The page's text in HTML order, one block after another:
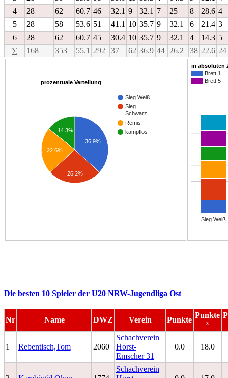
4
28 62 60.7 46 32.1 9 32.1 7 25 8 28.6 4
5
28 58 53.6 51 41.1 10 35.7 9 32.1 6 21.4 3
6
28 62 60.7 45 30.4 10 35.7 9 32.1 4 14.3 5
∑
168 353 55.1 292 37 62 36.9 44 26.2 38 22.6 24
prozentuale Verteilung
Sieg Weiß
Sieg
Schwarz
Remis
kampflos
36.9%
14.3%
22.6%
26.2%
in absoluten
Brett 1
Brett 5
Sieg Weiß
Die besten 10 Spieler der U20 NRW-Jugendliga Ost
Nr Name DWZ Verein Punkte
Punkte
³
1 Rebentisch,Tom 2060
Schachverein
Horst-
Emscher 31
0.0 18.0
Schachverein